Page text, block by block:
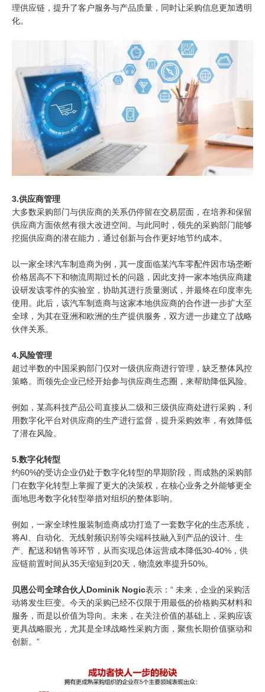
理供应链，提升了客户服务与产品质量，同时让采购信息更加透明
化。
3.供应商管理
大多数采购部门与供应商的关系仍停留在交易层面，在培养和保留
供应商方面依然有很大改进空间。与此同时，领先的采购部门能够
挖掘供应商的潜在能力，通过创新与合作更好地节约成本。
以一家全球汽车制造商为例，其一度面临某汽车零配件因市场垄断
价格居高不下和物流周期过长的问题，因此支持一家本地供应商建
设研发该零件的实验室，协助其进行质量测试，并最终在印度率先
使用。此后，该汽车制造商与这家本地供应商的合作进一步扩大至
全球，为其在亚洲和欧洲的生产提供服务，双方进一步建立了战略
伙伴关系。
4.风险管理
超过半数的中国采购部门仅对一级供应商进行管理，缺乏整体风控
策略。而领先企业已经开始参与供应商生态圈，来帮助降低风险。
例如，某高科技产品公司直接从二级和三级供应商处进行采购，利
用数字化平台对供应商的生产进行监督，提升采购效率，有效降低
了潜在风险。
5.数字化转型
约60%的受访企业仍处于数字化转型的早期阶段，而成熟的采购部
门在数字化转型上掌握了更大的决策权，在核心业务之外能够更全
面地思考数字化转型举措对组织的整体影响。
例如，一家全球性服装制造商成功打造了一套数字化的生态系统，
将AI、自动化、无线射频识别等尖端科技融入到产品的设计、生
产、配送和销售等环节，从而实现总体运营成本降低30-40%，供
应链前置时间从35天缩短到20天，物流效率提升50%。
贝恩公司全球合伙人Dominik Nogic表示：“ 未来，企业的采购活
动将发生巨变。今天的采购已经不仅限于用最低的价格购买材料和
服务，而是以价值为导向。未来，在关注价值的基础上，采购应该
更具战略眼光，尤其是全球战略性采购方面，聚焦长期价值驱动和
创新。”